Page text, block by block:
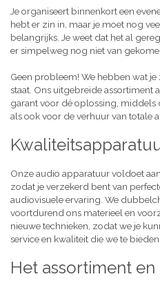
Je organiseert binnenkort een
hebt er zin in, maar je moet nog
belangrijks. Je weet dat het al
er simpelweg nog niet van
Geen probleem! We hebben wat
staat. Ons uitgebreide assortiment
garant voor dé oplossing, middels
als ook voor de verhuur van totale
Onze audio apparatuur voldoet
zodat je verzekerd bent van
audiovisuele ervaring. We
voortdurend ons materieel en
nieuwe technieken, zodat we je
service en kwaliteit die we te
Het assortiment